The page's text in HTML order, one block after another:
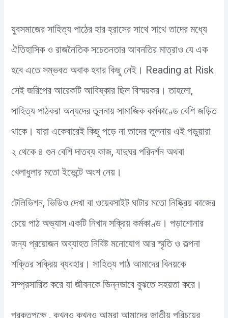
যুবসমাজের সাহিত্য পাঠের হার হ্রাসের সাথে সাথে তাদের মধ্যে
ঐতিহাসিক ও রাজনৈতিক সচেতনতার আবনতির মাত্রাও যে এক
হবে এতে সম্ভবত অবাক হবার কিছু নেই। Reading at Risk
সেই জরিপের আরেকটি আবিষ্কার ছিল বিস্ময়কর। তাহলো,
সাহিত্য পাঠকরা অন্যদের তুলনায় সামাজিক কর্মকাণ্ডে বেশি জড়িত
থাকে। যারা একেবারেই কিছু পড়ে না তাদের তুলনায় এই পড়ুয়ারা
২ থেকে ৪ গুন বেশি দাতব্য কাজ, যাদুঘর পরিদর্শন অথবা
খেলাধুলার মতো ইভেন্টে অংশ নেয়।
টেলিভিশন, ভিডিও দেখা বা ওয়েবসাইট ঘাটার মতো নিষ্ক্রিয় কাজের
চেয়ে পাঠ অভ্যাস একটি নিখাদ সক্রিয় কর্মকাণ্ড। পড়াশোনার
জন্য প্রয়োজন অব্যাহত নিবিষ্ট মনোযোগ আর স্মৃতি ও কল্পনা
শক্তির সক্রিয় ব্যবহার। সাহিত্য পাঠ আমাদের বিনয়কে
সম্প্রসারিত করে যা জীবনকে ভিন্নভাবে বুঝতে সহয়তা করে।